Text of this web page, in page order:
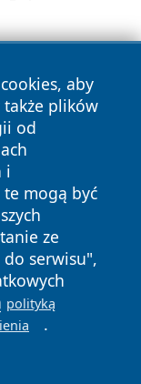
aby
także plików
od
i
te mogą być
ze
do serwisu",
polityką
.
prawa
Polityka
Cookies